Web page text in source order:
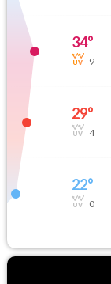
34°
9
29°
4
22°
0